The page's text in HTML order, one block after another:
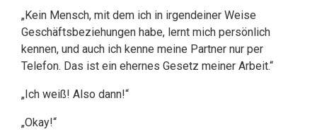
„Kein Mensch, mit dem ich in irgendeiner Weise
Geschäftsbeziehungen habe, lernt mich persönlich
kennen, und auch ich kenne meine Partner nur per
Telefon. Das ist ein ehernes Gesetz meiner Arbeit.“
„Ich weiß! Also dann!“
„Okay!“